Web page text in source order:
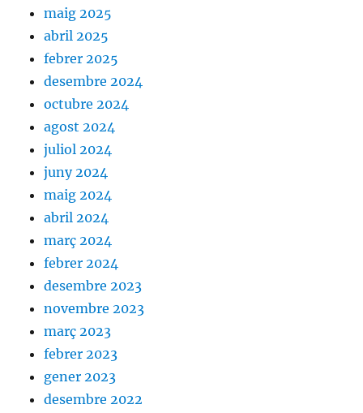
maig 2025
abril 2025
febrer 2025
desembre 2024
octubre 2024
agost 2024
juliol 2024
juny 2024
maig 2024
abril 2024
març 2024
febrer 2024
desembre 2023
novembre 2023
març 2023
febrer 2023
gener 2023
desembre 2022